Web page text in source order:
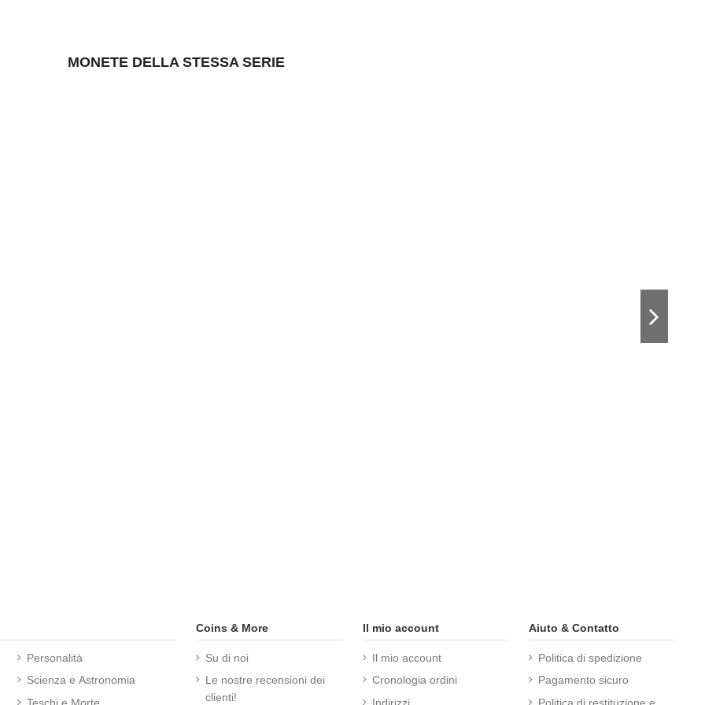
MONETE DELLA STESSA SERIE
Personalità
Scienza e Astronomia
Teschi e Morte
Coins & More
Su di noi
Le nostre recensioni dei
clienti!
Il mio account
Il mio account
Cronologia ordini
Indirizzi
Aiuto & Contatto
Politica di spedizione
Pagamento sicuro
Politica di restituzione e